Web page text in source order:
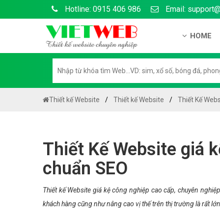
Hotline: 0915 406 986 Email:
HOME
Hướng
Chính
Chính
Thiết kế Website Thiết kế Website Thiết Kế
Thiết Kế Website giá
chuẩn SEO
Thiết kế Website giá kệ công nghiệp cao cấp, chuyên
khách hàng cũng như nâng cao vị thế trên thị trường là rất lớn.